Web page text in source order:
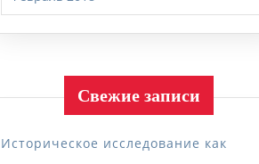
Свежие записи
Историческое исследование как